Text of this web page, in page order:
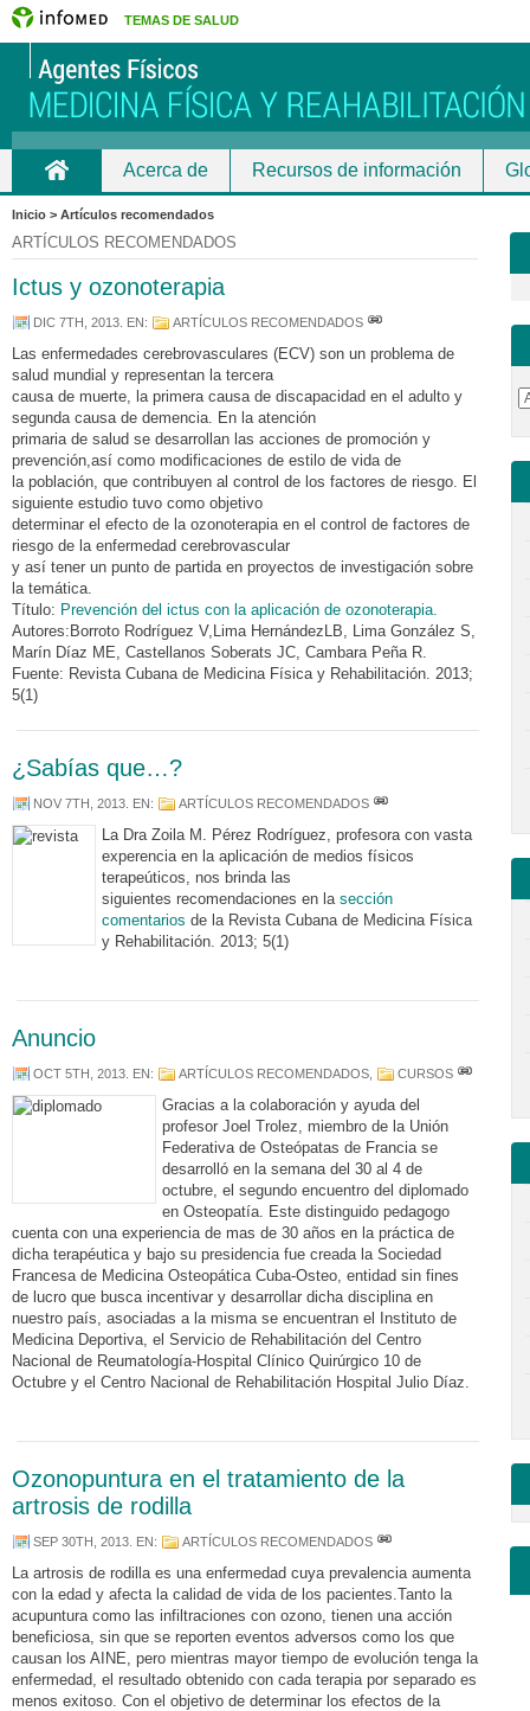
TEMAS DE SALUD
Acerca de Recursos de información
Inicio > Artículos recomendados
ARTÍCULOS RECOMENDADOS
Ictus y ozonoterapia
DIC 7TH, 2013 . EN: ARTÍCULOS RECOMENDADOS
Las enfermedades cerebrovasculares (ECV) son un problema de
salud mundial y representan la tercera
causa de muerte, la primera causa de discapacidad en el adulto y
segunda causa de demencia. En la atención
primaria de salud se desarrollan las acciones de promoción y
prevención,así como modificaciones de estilo de vida de
la población, que contribuyen al control de los factores de riesgo. El
siguiente estudio tuvo como objetivo
determinar el efecto de la ozonoterapia en el control de factores de
riesgo de la enfermedad cerebrovascular
y así tener un punto de partida en proyectos de investigación sobre
la temática.
Título: Prevención del ictus con la aplicación de ozonoterapia.
Autores:Borroto Rodríguez V,Lima HernándezLB, Lima González S,
Marín Díaz ME, Castellanos Soberats JC, Cambara Peña R.
Fuente: Revista Cubana de Medicina Física y Rehabilitación. 2013;
5(1)
¿Sabías que…?
NOV 7TH, 2013 . EN: ARTÍCULOS RECOMENDADOS
La Dra Zoila M. Pérez Rodríguez, profesora con vasta
experencia en la aplicación de medios físicos
terapeúticos, nos brinda las
siguientes recomendaciones en la sección
comentarios de la Revista Cubana de Medicina Física
y Rehabilitación. 2013; 5(1)
Anuncio
OCT 5TH, 2013 . EN: ARTÍCULOS RECOMENDADOS CURSOS
Gracias a la colaboración y ayuda del
profesor Joel Trolez, miembro de la Unión
Federativa de Osteópatas de Francia se
desarrolló en la semana del 30 al 4 de
octubre, el segundo encuentro del diplomado
en Osteopatía. Este distinguido pedagogo
cuenta con una experiencia de mas de 30 años en la práctica de
dicha terapéutica y bajo su presidencia fue creada la Sociedad
Francesa de Medicina Osteopática Cuba-Osteo, entidad sin fines
de lucro que busca incentivar y desarrollar dicha disciplina en
nuestro país, asociadas a la misma se encuentran el Instituto de
Medicina Deportiva, el Servicio de Rehabilitación del Centro
Nacional de Reumatología-Hospital Clínico Quirúrgico 10 de
Octubre y el Centro Nacional de Rehabilitación Hospital Julio Díaz.
Ozonopuntura en el tratamiento de la
artrosis de rodilla
SEP 30TH, 2013 . EN: ARTÍCULOS RECOMENDADOS
La artrosis de rodilla es una enfermedad cuya prevalencia aumenta
con la edad y afecta la calidad de vida de los pacientes.Tanto la
acupuntura como las infiltraciones con ozono, tienen una acción
beneficiosa, sin que se reporten eventos adversos como los que
causan los AINE, pero mientras mayor tiempo de evolución tenga la
enfermedad, el resultado obtenido con cada terapia por separado es
menos exitoso. Con el objetivo de determinar los efectos de la